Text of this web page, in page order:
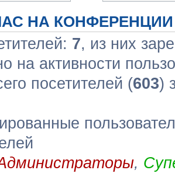
НА КОНФЕРЕНЦИИ
7, из них
на активности
посетителей (603)
,